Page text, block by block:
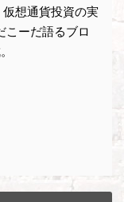
仮想通貨投資の実
こーだ語るブロ